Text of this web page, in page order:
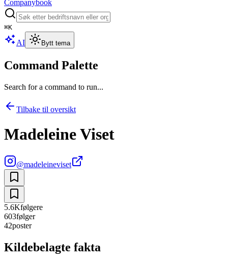
Companybook
⌘K
AI Bytt tema
Command Palette
Search for a command to run...
Tilbake til oversikt
Madeleine Viset
@madeleineviset
5.6Kfølgere
603følger
42poster
Kildebelagte fakta